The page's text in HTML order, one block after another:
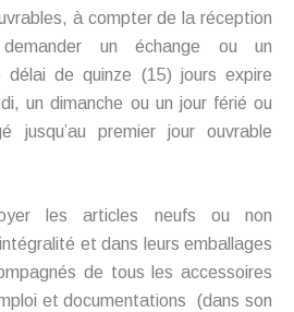
à compter de la réception
un échange ou un
délai de quinze (15) jours expire
un dimanche ou un jour férié ou
jusqu’au premier jour ouvrable
les articles neufs ou non
et dans leurs emballages
de tous les accessoires
et documentations (dans son